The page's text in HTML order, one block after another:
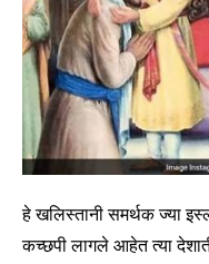
हे खलिस्तानी समर्थक ज्या
कच्छपी लागले आहेत त्या